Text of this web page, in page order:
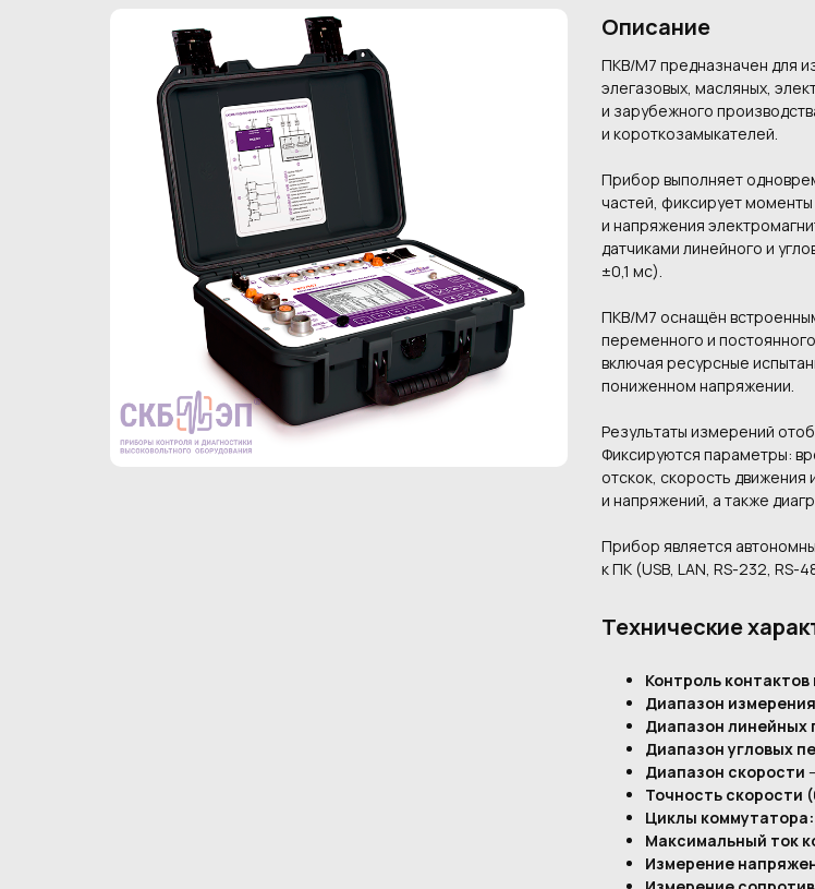
ПКВ/М7 предназначен для
элегазовых, масляных,
и зарубежного
и короткозамыкателей.
Прибор выполняет
частей, фиксирует моменты
и напряжения
датчиками линейного и
±0,1 мс).
ПКВ/М7 оснащён
переменного и
включая ресурсные
пониженном напряжении.
Результаты измерений
Фиксируются параметры:
отскок, скорость
и напряжений, а также
Прибор является
к ПК (USB, LAN, RS-232, RS-
Контроль
Диапазон
Диапазон линейных
Диапазон угловых
Диапазон скорости
Точность скорости
Циклы коммутатора:
Максимальный ток
Измерение
Описание
Технические